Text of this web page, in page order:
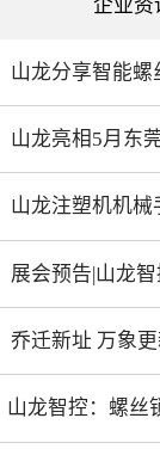
化界面控制机器
绗缝机是以
动，Z轴控制机
（1）Z轴方向
针上下的运动。
（一个伺服）（
运动。（一个伺
轴是要两个伺服
成，伺服Z1：控
动跟随不用电脑
所以电脑是三轴
控制着4个伺服
艺是：在500-
速度下，保证针
企业资
山龙亮相5月东
山龙注塑机机械